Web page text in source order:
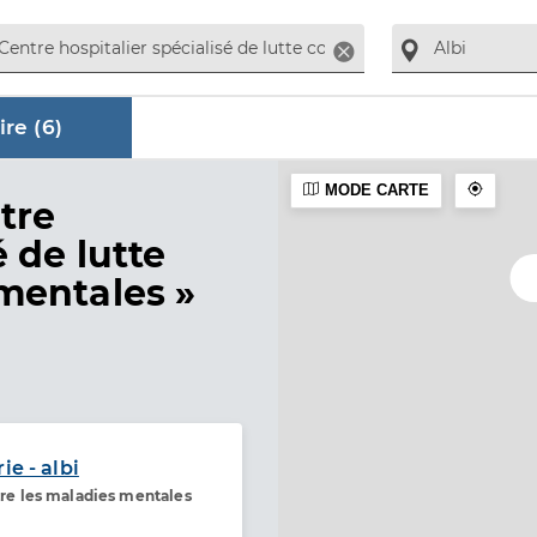
Supprimer
(6)
de lutte
»
- albi
les maladies mentales
MODE CARTE